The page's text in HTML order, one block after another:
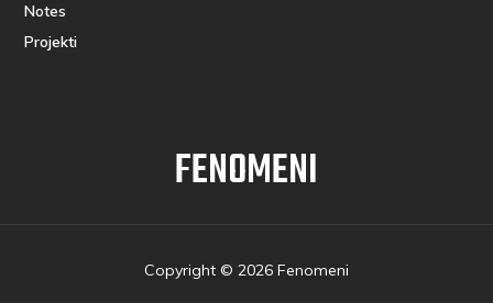
Notes
Projekti
FENOMENI
Copyright © 2026 Fenomeni